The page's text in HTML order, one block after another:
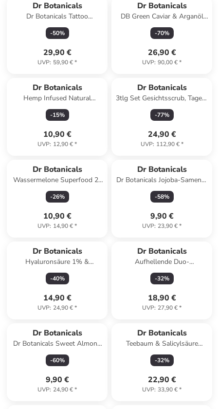
Dr Botanicals
Dr Botanicals Tattoo
Beruhigendes und
feuchtigkeitsspendendes Duo
-50%
29,90 €
UVP: 59,90 €*
Dr Botanicals
DB Green Caviar & Arganöl
Feuchtigkeitscreme für die
Nacht 50ml
-70%
26,90 €
UVP: 90,00 €*
Dr Botanicals
Hemp Infused Natural
Moisturiser 30ml
-15%
10,90 €
UVP: 12,90 €*
Dr Botanicals
3tlg Set Gesichtsscrub, Tages-
und Nachtcreme, Teebaumöl
Körpercreme
-77%
24,90 €
UVP: 112,90 €*
Dr Botanicals
Wassermelone Superfood 2-
in-1 Reinigungsmittel &
Make-up-Entferner 100ml
-26%
10,90 €
UVP: 14,90 €*
Dr Botanicals
Dr Botanicals Jojoba-Samenöl
Entspannendes Baby-
Körperöl
-58%
9,90 €
UVP: 23,90 €*
Dr Botanicals
Hyaluronsäure 1% &
Gluconolacton-Maske 60ml
-40%
14,90 €
UVP: 24,90 €*
Dr Botanicals
Aufhellende Duo-
Feuchtigkeitscreme mit 1 %
Vitamin C & Vitamin E
-32%
18,90 €
UVP: 27,90 €*
Dr Botanicals
Dr Botanicals Sweet Almond
Oil & Chamomile Baby Body
Milk
-60%
9,90 €
UVP: 24,90 €*
Dr Botanicals
Teebaum & Salicylsäure
Gesichtsöl 15ml
-32%
22,90 €
UVP: 33,90 €*